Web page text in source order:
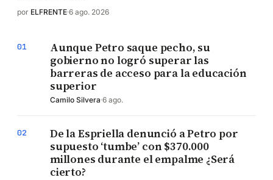
por ELFRENTE 6 ago. 2026
01
Aunque Petro saque pecho, su
gobierno no logró superar las
barreras de acceso para la educación
superior
Camilo Silvera 6 ago.
02
De la Espriella denunció a Petro por
supuesto ‘tumbe’ con $370.000
millones durante el empalme ¿Será
cierto?